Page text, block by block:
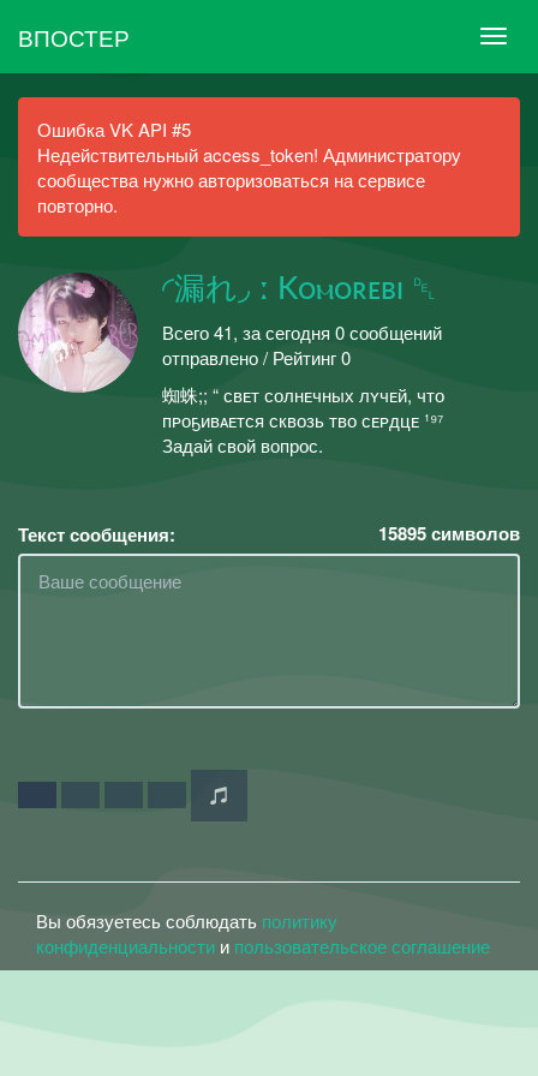
ВПОСТЕР
Ошибка VK API #5
Недействительный access_token! Администратору
сообщества нужно авторизоваться на сервисе
повторно.
◜漏れ◞ ː Kᴏⲙᴏʀᴇʙɪ ␡
Всего 41, за сегодня 0 сообщений
отправлено / Рейтинг 0
蜘蛛;; “ свᴇт солнᴇчных лʏчᴇй, что
пᴘоҕивᴀᴇтся сквозь тво сᴇᴘдцᴇ ¹⁹⁷
Задай свой вопрос.
Текст сообщения: 15895символов
Вы обязуетесь соблюдать политику
конфиденциальности и пользовательское соглашение